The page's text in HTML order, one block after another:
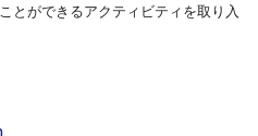
とができるアクティビティを取り入